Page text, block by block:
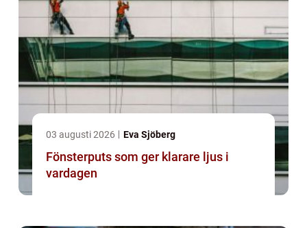
03 augusti 2026 Eva Sjöberg
Fönsterputs som ger klarare ljus i
vardagen